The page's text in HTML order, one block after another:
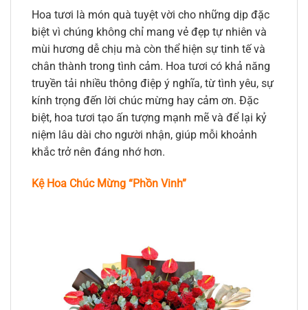
Hoa tươi là món quà tuyệt vời cho những dịp đặc
biệt vì chúng không chỉ mang vẻ đẹp tự nhiên và
mùi hương dễ chịu mà còn thể hiện sự tinh tế và
chân thành trong tình cảm. Hoa tươi có khả năng
truyền tải nhiều thông điệp ý nghĩa, từ tình yêu, sự
kính trọng đến lời chúc mừng hay cảm ơn. Đặc
biệt, hoa tươi tạo ấn tượng mạnh mẽ và để lại kỷ
niệm lâu dài cho người nhận, giúp mỗi khoảnh
khắc trở nên đáng nhớ hơn.
Kệ Hoa Chúc Mừng “Phồn Vinh”